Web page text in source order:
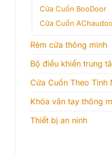
Cửa Cuốn BooDoor
Cửa Cuốn
Rèm cửa thông minh
Bộ điều khiển trung
Cửa Cuốn Theo Tính
Khóa vân tay thông
Thiết bị an ninh